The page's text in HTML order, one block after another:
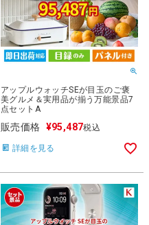
アップルウォッチSEが目玉のご褒
美グルメ＆実用品が揃う万能景品7
点セットA
販売価格 ¥95,487税込
詳細を見る